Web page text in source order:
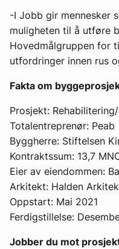
-I Jobb gir mennesker
muligheten til å utføre
Hovedmålgruppen for
utfordringer innen rus
Fakta om
Prosjekt:
Totalentreprenør: Peab
Byggherre: Stiftelsen
Kontraktssum: 13,7
Eier av eiendommen:
Arkitekt: Halden
Oppstart: Mai 2021
Ferdigstillelse:
Jobber du mot